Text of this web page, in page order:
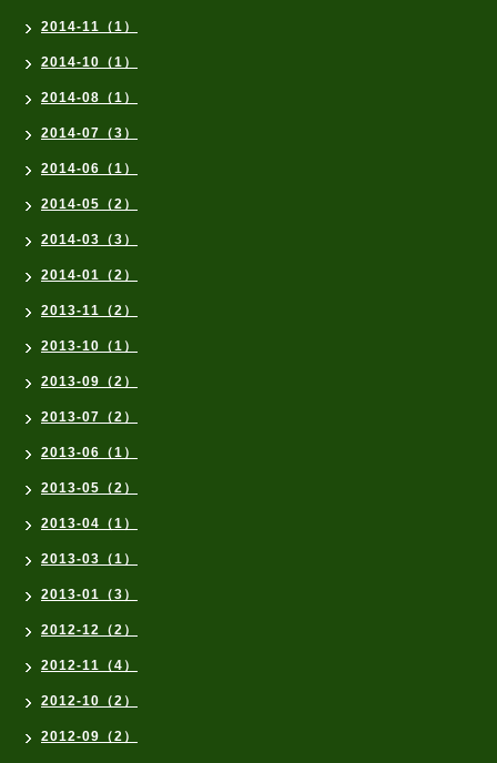
2014-11（1）
2014-10（1）
2014-08（1）
2014-07（3）
2014-06（1）
2014-05（2）
2014-03（3）
2014-01（2）
2013-11（2）
2013-10（1）
2013-09（2）
2013-07（2）
2013-06（1）
2013-05（2）
2013-04（1）
2013-03（1）
2013-01（3）
2012-12（2）
2012-11（4）
2012-10（2）
2012-09（2）